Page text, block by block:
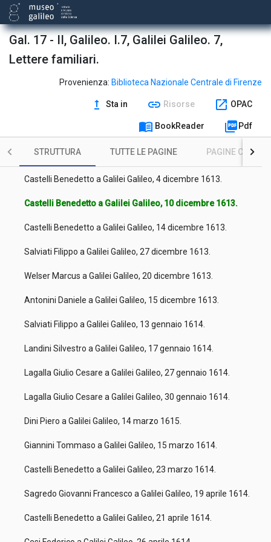
Gal. 17 - II, Galileo. I.7, Galilei Galileo. 7,
Lettere familiari.
Provenienza: Biblioteca Nazionale Centrale di Firenze
upgrade Sta in link Risorse open_in_new OPAC
menu_book BookReader picture_as_pdf Pdf
STRUTTURA TUTTE LE PAGINE PAGINE CON
Glorioso Giovanni Camillo a Galilei Galileo, 2 novembre 1613.
Castelli Benedetto a Galilei Galileo, 6 novembre 1613.
Pannocchieschi Arturo d'Elci a Galilei Galileo, 6 novembre
1613.
Castelli Benedetto a Galilei Galileo, 13 novembre 1613.
Salviati Filippo a Galilei Galileo, 13 novembre 1613.
Castelli Benedetto a Galilei Galileo, 20 novembre 1613.
Castelli Benedetto a Galilei Galileo, 3 dicembre 1613.
Castelli Benedetto a Galilei Galileo, 4 dicembre 1613.
Castelli Benedetto a Galilei Galileo, 10 dicembre 1613.
Castelli Benedetto a Galilei Galileo, 14 dicembre 1613.
Salviati Filippo a Galilei Galileo, 27 dicembre 1613.
Welser Marcus a Galilei Galileo, 20 dicembre 1613.
Antonini Daniele a Galilei Galileo, 15 dicembre 1613.
Salviati Filippo a Galilei Galileo, 13 gennaio 1614.
Landini Silvestro a Galilei Galileo, 17 gennaio 1614.
Lagalla Giulio Cesare a Galilei Galileo, 27 gennaio 1614.
Lagalla Giulio Cesare a Galilei Galileo, 30 gennaio 1614.
Dini Piero a Galilei Galileo, 14 marzo 1615.
Giannini Tommaso a Galilei Galileo, 15 marzo 1614.
Castelli Benedetto a Galilei Galileo, 23 marzo 1614.
Sagredo Giovanni Francesco a Galilei Galileo, 19 aprile 1614.
Castelli Benedetto a Galilei Galileo, 21 aprile 1614.